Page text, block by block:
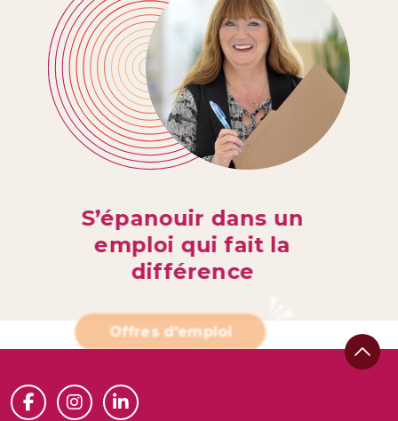
S’épanouir dans un
emploi qui fait la
différence
Offres d'emploi